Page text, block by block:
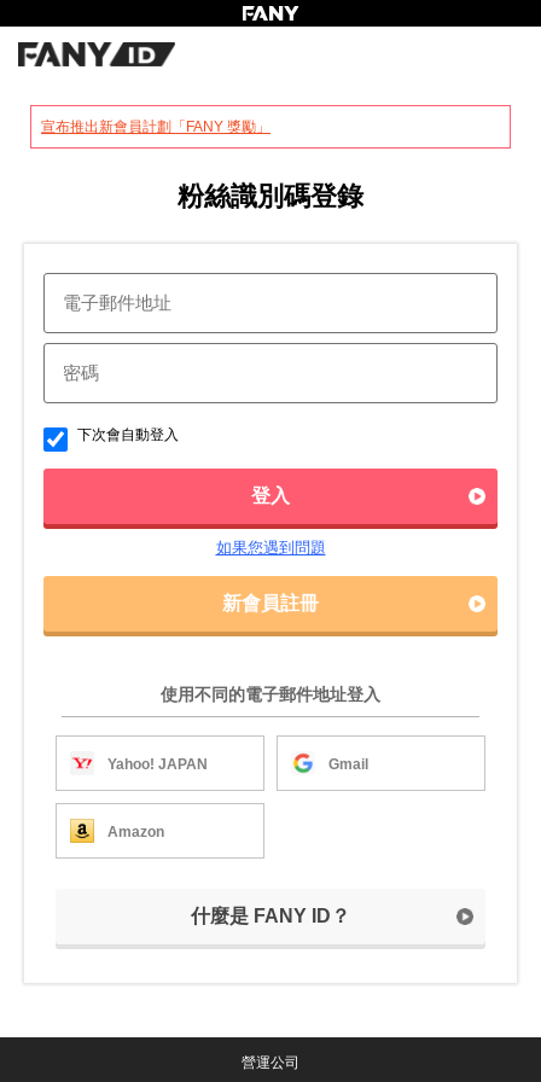
宣布推出新會員計劃「FANY 獎勵」
粉絲識別碼登錄
下次會自動登入
登入
如果您遇到問題
新會員註冊
使用不同的電子郵件地址登入
Yahoo! JAPAN Gmail
Amazon
什麼是 FANY ID？
營運公司